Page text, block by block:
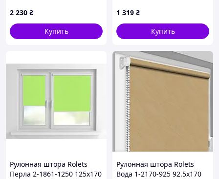
Изумрудная
2 230 ₴
Купить
Коричневая
1 319 ₴
Купить
Рулонная штора Rolets
Перла 2-1861-1250 125x170
Рулонная штора Rolets
Вода 1-2170-925 92.5x170